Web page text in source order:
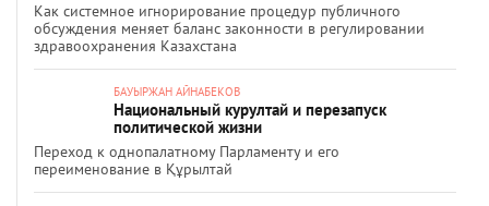
Как системное игнорирование процедур публичного
обсуждения меняет баланс законности в регулировании
здравоохранения Казахстана
БАУЫРЖАН АЙНАБЕКОВ
Национальный курултай и перезапуск
политической жизни
Переход к однопалатному Парламенту и его
переименование в Құрылтай